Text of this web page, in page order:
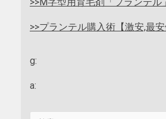
>>プランテル購入術【激安,最
g:
a: